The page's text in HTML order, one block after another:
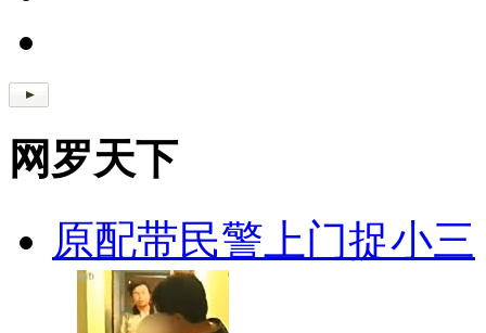
网罗天下
原配带民警上门捉小三